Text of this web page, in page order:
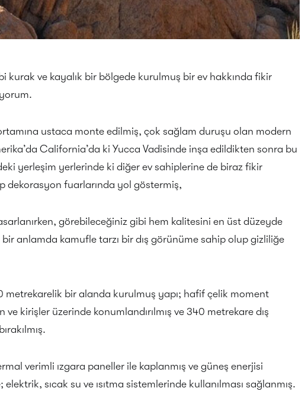
kurak ve kayalık bir bölgede kurulmuş bir ev hakkında fikir
ustaca monte edilmiş, çok sağlam duruşu olan modern
California’da ki Yucca Vadisinde inşa edildikten sonra bu
yerleşim yerlerinde ki diğer ev sahiplerine de biraz fikir
dekorasyon fuarlarında yol göstermiş,
görebileceğiniz gibi hem kalitesini en üst düzeyde
anlamda kamufle tarzı bir dış görünüme sahip olup gizliliğe
metrekarelik bir alanda kurulmuş yapı; hafif çelik moment
ve kirişler üzerinde konumlandırılmış ve 340 metrekare dış
verimli ızgara paneller ile kaplanmış ve güneş enerjisi
sıcak su ve ısıtma sistemlerinde kullanılması sağlanmış.